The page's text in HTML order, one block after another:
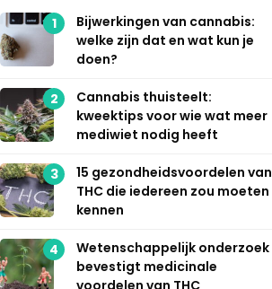
1
Bijwerkingen van cannabis:
welke zijn dat en wat kun je
doen?
2
Cannabis thuisteelt:
kweektips voor wie wat meer
mediwiet nodig heeft
3
15 gezondheidsvoordelen van
THC die iedereen zou moeten
kennen
4
Wetenschappelijk onderzoek
bevestigt medicinale
voordelen van THC